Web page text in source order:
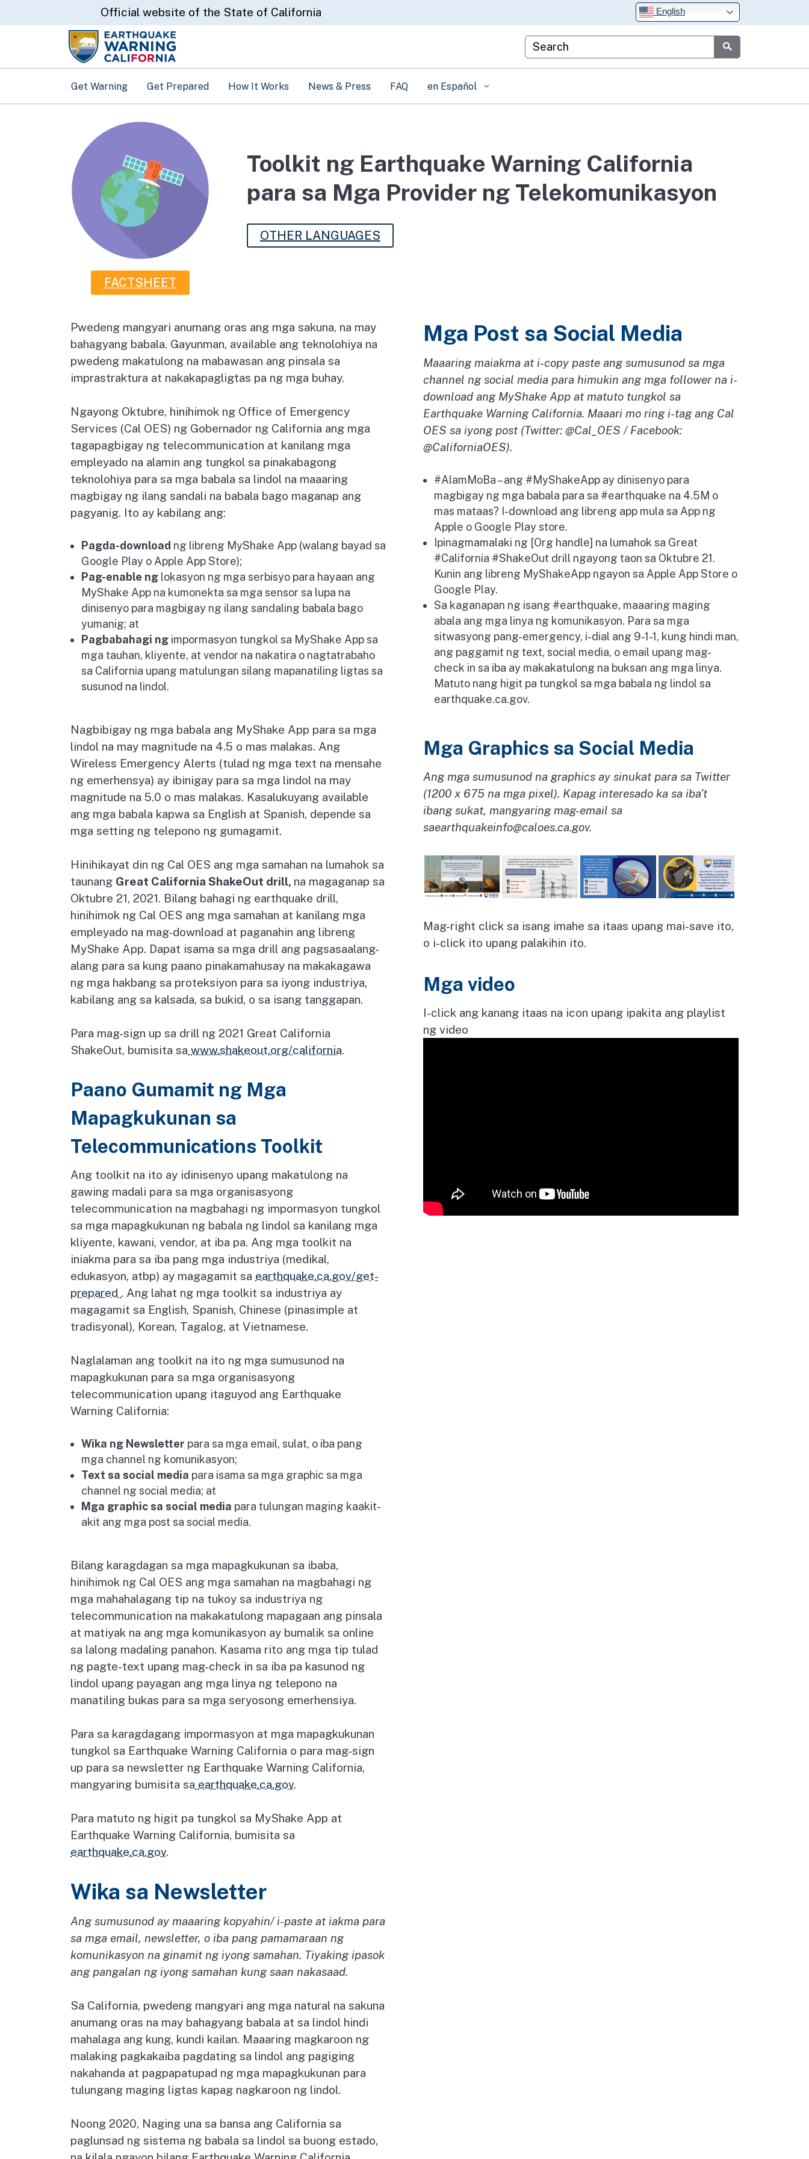
to
CA.govOfficial website of the State of California English
Custom Google Search
Submit
Get Warning Get Prepared How It Works News & Press FAQ en Español
FACTSHEET
Toolkit ng Earthquake Warning California
para sa Mga Provider ng Telekomunikasyon
OTHER LANGUAGES
Pwedeng mangyari anumang oras ang mga sakuna, na may
bahagyang babala. Gayunman, available ang teknolohiya na
pwedeng makatulong na mabawasan ang pinsala sa
imprastraktura at nakakapagligtas pa ng mga buhay.
Ngayong Oktubre, hinihimok ng Office of Emergency
Services (Cal OES) ng Gobernador ng California ang mga
tagapagbigay ng telecommunication at kanilang mga
empleyado na alamin ang tungkol sa pinakabagong
teknolohiya para sa mga babala sa lindol na maaaring
magbigay ng ilang sandali na babala bago maganap ang
pagyanig. Ito ay kabilang ang:
Pagda-download ng libreng MyShake App (walang bayad sa
Google Play o Apple App Store);
Pag-enable ng lokasyon ng mga serbisyo para hayaan ang
MyShake App na kumonekta sa mga sensor sa lupa na
dinisenyo para magbigay ng ilang sandaling babala bago
yumanig; at
Pagbabahagi ng impormasyon tungkol sa MyShake App sa
mga tauhan, kliyente, at vendor na nakatira o nagtatrabaho
sa California upang matulungan silang mapanatiling ligtas sa
susunod na lindol.
Nagbibigay ng mga babala ang MyShake App para sa mga
lindol na may magnitude na 4.5 o mas malakas. Ang
Wireless Emergency Alerts (tulad ng mga text na mensahe
ng emerhensya) ay ibinigay para sa mga lindol na may
magnitude na 5.0 o mas malakas. Kasalukuyang available
ang mga babala kapwa sa English at Spanish, depende sa
mga setting ng telepono ng gumagamit.
Hinihikayat din ng Cal OES ang mga samahan na lumahok sa
taunang Great California ShakeOut drill, na magaganap sa
Oktubre 21, 2021. Bilang bahagi ng earthquake drill,
hinihimok ng Cal OES ang mga samahan at kanilang mga
empleyado na mag-download at paganahin ang libreng
MyShake App. Dapat isama sa mga drill ang pagsasaalang-
alang para sa kung paano pinakamahusay na makakagawa
ng mga hakbang sa proteksiyon para sa iyong industriya,
kabilang ang sa kalsada, sa bukid, o sa isang tanggapan.
Para mag-sign up sa drill ng 2021 Great California
ShakeOut, bumisita sa www.shakeout.org/california.
Paano Gumamit ng Mga
Mapagkukunan sa
Telecommunications Toolkit
Ang toolkit na ito ay idinisenyo upang makatulong na
gawing madali para sa mga organisasyong
telecommunication na magbahagi ng impormasyon tungkol
sa mga mapagkukunan ng babala ng lindol sa kanilang mga
kliyente, kawani, vendor, at iba pa. Ang mga toolkit na
iniakma para sa iba pang mga industriya (medikal,
edukasyon, atbp) ay magagamit sa earthquake.ca.gov/get-
prepared . Ang lahat ng mga toolkit sa industriya ay
magagamit sa English, Spanish, Chinese (pinasimple at
tradisyonal), Korean, Tagalog, at Vietnamese.
Naglalaman ang toolkit na ito ng mga sumusunod na
mapagkukunan para sa mga organisasyong
telecommunication upang itaguyod ang Earthquake
Warning California:
Wika ng Newsletter para sa mga email, sulat, o iba pang
mga channel ng komunikasyon;
Text sa social media para isama sa mga graphic sa mga
channel ng social media; at
Mga graphic sa social media para tulungan maging kaakit-
akit ang mga post sa social media.
Bilang karagdagan sa mga mapagkukunan sa ibaba,
hinihimok ng Cal OES ang mga samahan na magbahagi ng
mga mahahalagang tip na tukoy sa industriya ng
telecommunication na makakatulong mapagaan ang pinsala
at matiyak na ang mga komunikasyon ay bumalik sa online
sa lalong madaling panahon. Kasama rito ang mga tip tulad
ng pagte-text upang mag-check in sa iba pa kasunod ng
lindol upang payagan ang mga linya ng telepono na
manatiling bukas para sa mga seryosong emerhensiya.
Para sa karagdagang impormasyon at mga mapagkukunan
tungkol sa Earthquake Warning California o para mag-sign
up para sa newsletter ng Earthquake Warning California,
mangyaring bumisita sa earthquake.ca.gov.
Para matuto ng higit pa tungkol sa MyShake App at
Earthquake Warning California, bumisita sa
earthquake.ca.gov.
Wika sa Newsletter
Ang sumusunod ay maaaring kopyahin/ i-paste at iakma para
sa mga email, newsletter, o iba pang pamamaraan ng
komunikasyon na ginamit ng iyong samahan. Tiyaking ipasok
ang pangalan ng iyong samahan kung saan nakasaad.
Sa California, pwedeng mangyari ang mga natural na sakuna
anumang oras na may bahagyang babala at sa lindol hindi
mahalaga ang kung, kundi kailan. Maaaring magkaroon ng
malaking pagkakaiba pagdating sa lindol ang pagiging
nakahanda at pagpapatupad ng mga mapagkukunan para
tulungang maging ligtas kapag nagkaroon ng lindol.
Noong 2020, Naging una sa bansa ang California sa
paglunsad ng sistema ng babala sa lindol sa buong estado,
Mga Post sa Social Media
Maaaring maiakma at i-copy paste ang sumusunod sa mga
channel ng social media para himukin ang mga follower na i-
download ang MyShake App at matuto tungkol sa
Earthquake Warning California. Maaari mo ring i-tag ang Cal
OES sa iyong post (Twitter: @Cal_OES / Facebook:
@CaliforniaOES).
#AlamMoBa – ang #MyShakeApp ay dinisenyo para
magbigay ng mga babala para sa #earthquake na 4.5M o
mas mataas? I-download ang libreng app mula sa App ng
Apple o Google Play store.
Ipinagmamalaki ng [Org handle] na lumahok sa Great
#California #ShakeOut drill ngayong taon sa Oktubre 21.
Kunin ang libreng MyShakeApp ngayon sa Apple App Store o
Google Play.
Sa kaganapan ng isang #earthquake, maaaring maging
abala ang mga linya ng komunikasyon. Para sa mga
sitwasyong pang-emergency, i-dial ang 9-1-1, kung hindi man,
ang paggamit ng text, social media, o email upang mag-
check in sa iba ay makakatulong na buksan ang mga linya.
Matuto nang higit pa tungkol sa mga babala ng lindol sa
earthquake.ca.gov.
Mga Graphics sa Social Media
Ang mga sumusunod na graphics ay sinukat para sa Twitter
(1200 x 675 na mga pixel). Kapag interesado ka sa iba’t
ibang sukat, mangyaring mag-email sa
saearthquakeinfo@caloes.ca.gov.
Mag-right click sa isang imahe sa itaas upang mai-save ito,
o i-click ito upang palakihin ito.
Mga video
I-click ang kanang itaas na icon upang ipakita ang playlist
ng video